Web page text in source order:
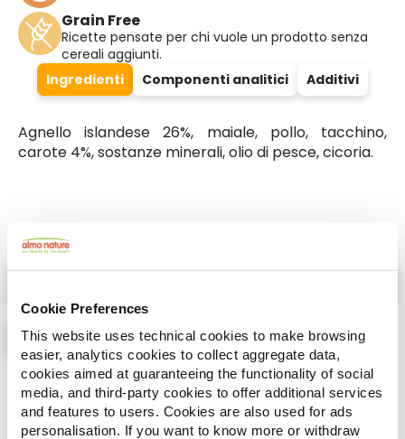
Cookie Preferences
This website uses technical cookies to make browsing
easier, analytics cookies to collect aggregate data,
cookies aimed at guaranteeing the functionality of social
media, and third-party cookies to offer additional services
and features to users. Cookies are also used for ads
personalisation. If you want to know more or withdraw
Grain Free
Ricette pensate per chi vuole un prodotto senza
cereali aggiunti.
Ingredienti
Componenti analitici Additivi
Agnello islandese 26%, maiale, pollo, tacchino,
carote 4%, sostanze minerali, olio di pesce, cicoria.
Select a tab
Lista Mappa